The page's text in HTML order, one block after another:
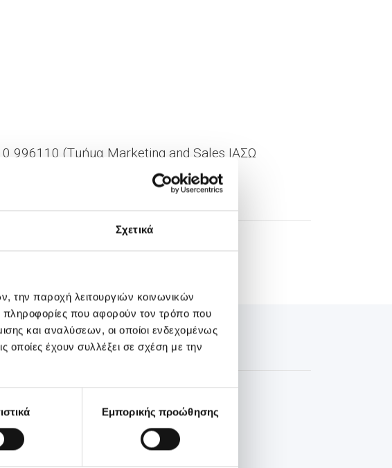
Σχετικά
την παροχή λειτουργιών κοινωνικών
πληροφορίες που αφορούν τον τρόπο που
και αναλύσεων, οι οποίοι ενδεχομένως
οποίες έχουν συλλέξει σε σχέση με την
Εμπορικής προώθησης
996110 (Τμήμα Marketing and Sales ΙΑΣΩ
την καθιερωμένη